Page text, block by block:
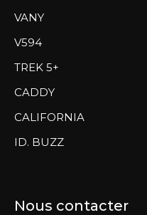
VANY
V594
TREK 5+
CADDY
CALIFORNIA
ID. BUZZ
Nous contacter